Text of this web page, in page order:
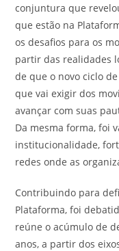
conjuntura que
que estão na
os desafios para os
partir das realidades
de que o novo ciclo
que vai exigir dos
avançar com suas
Da mesma forma, foi
institucionalidade,
redes onde as
Contribuindo para
Plataforma, foi
reúne o acúmulo de
anos, a partir dos